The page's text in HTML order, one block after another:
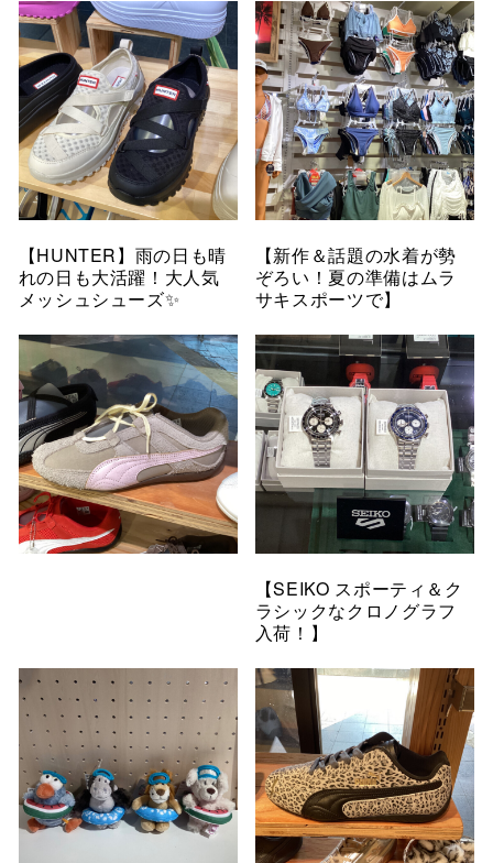
【HUNTER】雨の日も晴
れの日も大活躍！大人気
メッシュシューズ✨
【新作＆話題の水着が勢
ぞろい！夏の準備はムラ
サキスポーツで】
【SEIKO スポーティ＆ク
ラシックなクロノグラフ
入荷！】